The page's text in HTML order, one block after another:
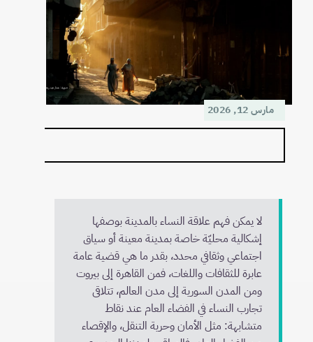
مارس 12, 2026
لا يمكن فهم علاقة النساء بالمدينة بوصفها
إشكالية محليّة خاصة بمدينة معينة أو سياق
اجتماعي وثقافي محدد، بقدر ما هي قضية عامة
عابرة للثقافات واللغات، فمن القاهرة إلى بيروت
ومن المدن السورية إلى مدن العالم، تتلاقى
تجارب النساء في الفضاء العام عند نقاط
متشابهة: مثل الأمان وحرية التنقل، والإقصاء